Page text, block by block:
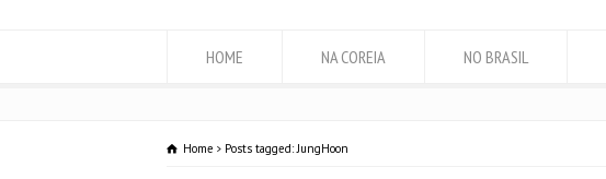
HOME NA COREIA NO BRASIL
Home Posts tagged: JungHoon